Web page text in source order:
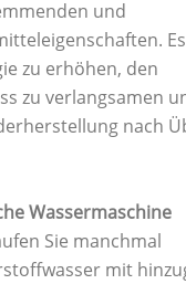
und
zu erhöhen, den
zu verlangsamen
nach
Wassermaschine
Sie manchmal
mit